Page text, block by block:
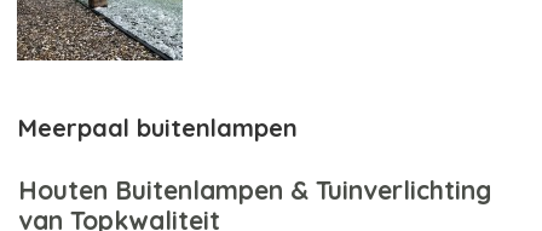
Meerpaal buitenlampen
Houten Buitenlampen & Tuinverlichting
van Topkwaliteit